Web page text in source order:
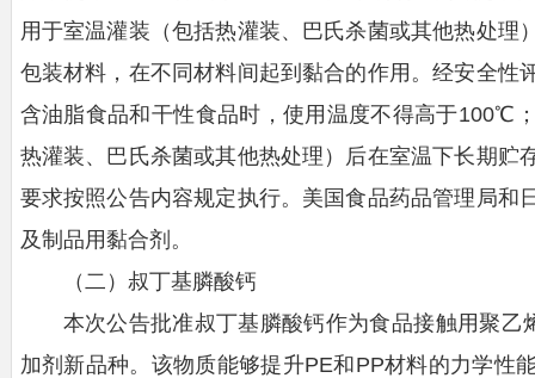
用于室温灌装（包括热灌装、巴氏杀菌或其他热处
包装材料，在不同材料间起到黏合的作用。经安全性
含油脂食品和干性食品时，使用温度不得高于100℃
热灌装、巴氏杀菌或其他热处理）后在室温下长期贮
要求按照公告内容规定执行。美国食品药品管理局和
及制品用黏合剂。
（二）叔丁基膦酸钙
本次公告批准叔丁基膦酸钙作为食品接触用聚
加剂新品种。该物质能够提升PE和PP材料的力学性